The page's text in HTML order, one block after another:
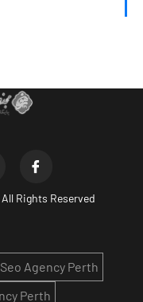
Rights Reserved
Seo Agency Perth
Perth